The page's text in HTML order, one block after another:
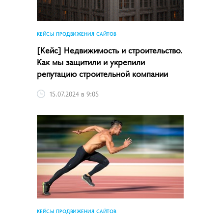
КЕЙСЫ ПРОДВИЖЕНИЯ САЙТОВ
[Кейс] Недвижимость и строительство.
Как мы защитили и укрепили
репутацию строительной компании
15.07.2024 в 9:05
КЕЙСЫ ПРОДВИЖЕНИЯ САЙТОВ